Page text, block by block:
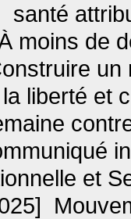
santé
moins de
un
liberté et
et